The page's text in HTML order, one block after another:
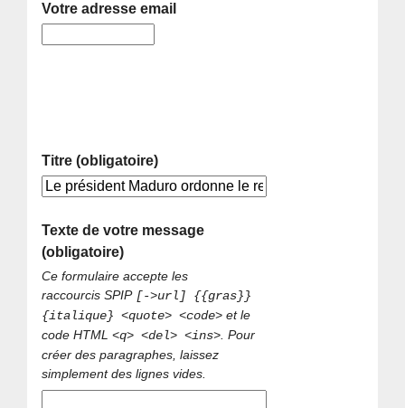
Votre adresse email
Titre (obligatoire)
Texte de votre message
(obligatoire)
Ce formulaire accepte les
raccourcis SPIP [->url] {{gras}}
{italique} <quote> <code> et le
code HTML<q> <del> <ins>. Pour
créer des paragraphes, laissez
simplement des lignes vides.